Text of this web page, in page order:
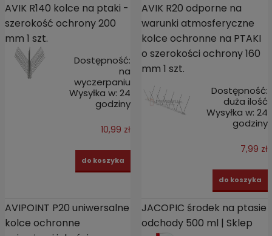
AVIK R140 kolce na ptaki -
szerokość ochrony 200
mm 1 szt.
Dostępność:
na
wyczerpaniu
Wysyłka w: 24
godziny
10,99 zł
do koszyka
AVIK R20 odporne na
warunki atmosferyczne
kolce ochronne na PTAKI
o szerokości ochrony 160
mm 1 szt.
Dostępność:
duża ilość
Wysyłka w: 24
godziny
7,99 zł
do koszyka
AVIPOINT P20 uniwersalne
kolce ochronne
JACOPIC środek na ptasie
odchody 500 ml | Sklep